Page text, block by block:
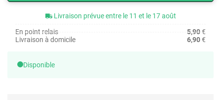
Livraison prévue entre le 11 et le 17 août
En point relais
5,90€
Livraison à domicile
6,90€
Disponible